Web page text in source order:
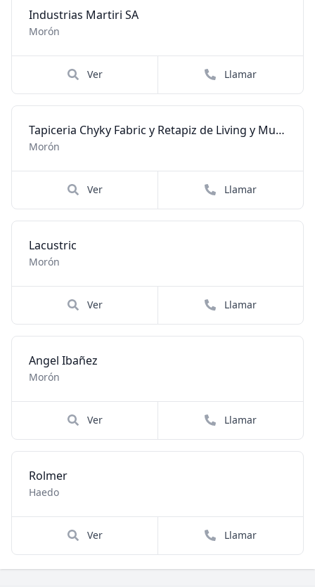
Industrias Martiri SA
Morón
Ver Llamar
Tapiceria Chyky Fabric y Retapiz de Living y Muebles en Gral
Morón
Ver Llamar
Lacustric
Morón
Ver Llamar
Angel Ibañez
Morón
Ver Llamar
Rolmer
Haedo
Ver Llamar